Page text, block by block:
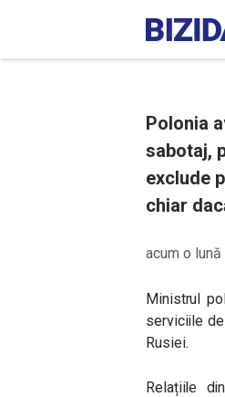
Polonia
sabotaj,
exclude
chiar
acum o lună
Ministrul
serviciile
Rusiei.
Relațiile